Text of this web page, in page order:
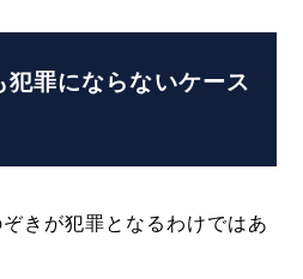
犯罪にならないケース
きが犯罪となるわけではあ